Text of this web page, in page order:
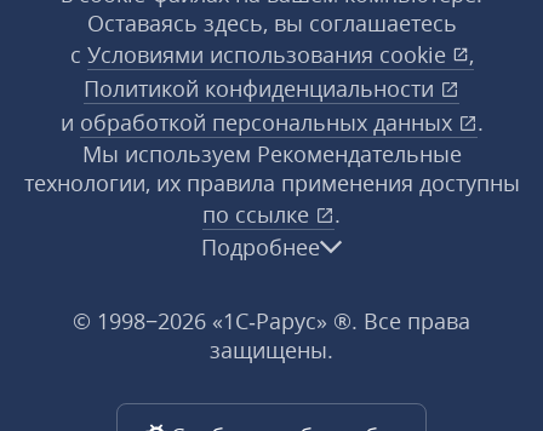
Оставаясь здесь, вы соглашаетесь
с Условиями использования cookie
,
Политикой конфиденциальности
и обработкой персональных данных
.
Мы используем Рекомендательные
технологии, их правила применения доступны
по ссылке
.
Подробнее
© 1998−2026 «1С‑Рарус» ®. Все права
защищены.